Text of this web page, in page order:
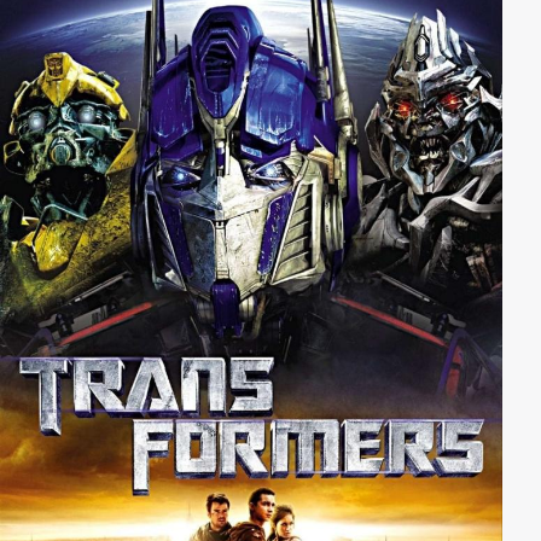
durch, ehe sein persönliches Streben nach Glück von
Erfolg gekrönt ist...